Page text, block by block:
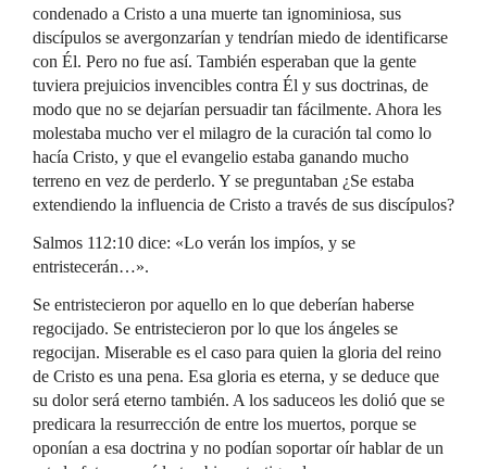
condenado a Cristo a una muerte tan ignominiosa, sus
discípulos se avergonzarían y tendrían miedo de identificarse
con Él. Pero no fue así. También esperaban que la gente
tuviera prejuicios invencibles contra Él y sus doctrinas, de
modo que no se dejarían persuadir tan fácilmente. Ahora les
molestaba mucho ver el milagro de la curación tal como lo
hacía Cristo, y que el evangelio estaba ganando mucho
terreno en vez de perderlo. Y se preguntaban ¿Se estaba
extendiendo la influencia de Cristo a través de sus discípulos?
Salmos 112:10 dice: «Lo verán los impíos, y se
entristecerán…».
Se entristecieron por aquello en lo que deberían haberse
regocijado. Se entristecieron por lo que los ángeles se
regocijan. Miserable es el caso para quien la gloria del reino
de Cristo es una pena. Esa gloria es eterna, y se deduce que
su dolor será eterno también. A los saduceos les dolió que se
predicara la resurrección de entre los muertos, porque se
oponían a esa doctrina y no podían soportar oír hablar de un